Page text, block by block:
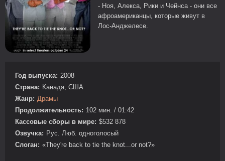
- Ноя, Алекса, Рики и Чейнса - они все
афроамериканцы, которые живут в
Лос-Анджелесе.
Год выпуска: 2008
Страна: Канада, США
Жанр: Драмы
Продолжительность: 102 мин. / 01:42
Кассовые сборы в мире: $532 878
Озвучка: Рус. Люб. одноголосый
Слоган: «They're back to tie the knot...or not?»